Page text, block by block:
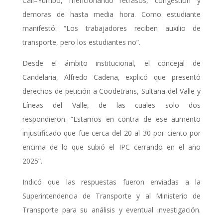
demoras de hasta media hora. Como estudiante
manifestó: “Los trabajadores reciben auxilio de
transporte, pero los estudiantes no”.
Desde el ámbito institucional, el concejal de
Candelaria, Alfredo Cadena, explicó que presentó
derechos de petición a Coodetrans, Sultana del Valle y
Líneas del Valle, de las cuales solo dos
respondieron. “Estamos en contra de ese aumento
injustificado que fue cerca del 20 al 30 por ciento por
encima de lo que subió el IPC cerrando en el año
2025”.
Indicó que las respuestas fueron enviadas a la
Superintendencia de Transporte y al Ministerio de
Transporte para su análisis y eventual investigación.